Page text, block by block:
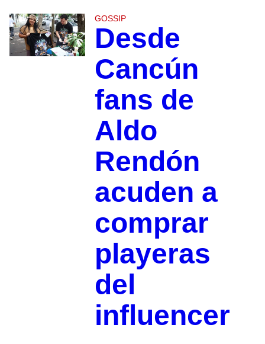
GOSSIP
Desde
Cancún
fans de
Aldo
Rendón
acuden a
comprar
playeras
del
influencer